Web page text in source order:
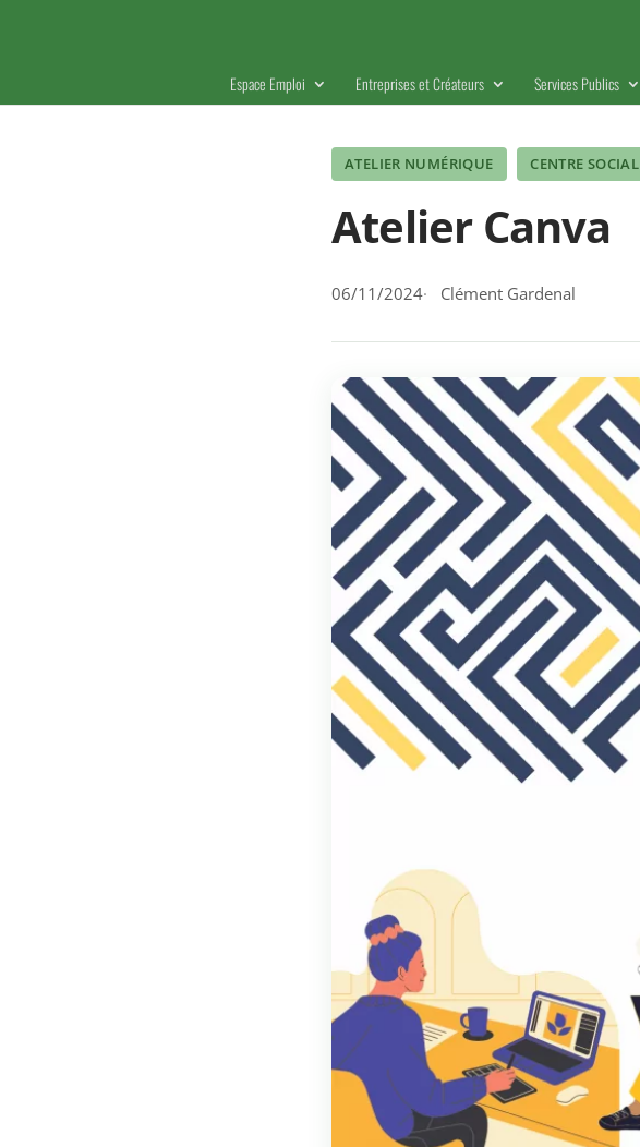
Espace Emploi Entreprises et Créateurs Services Publics
ATELIER NUMÉRIQUE CENTRE SOCIAL
Atelier Canva
06/11/2024 Clément Gardenal